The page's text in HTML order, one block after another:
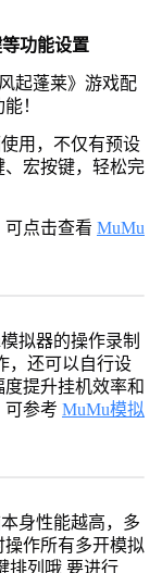
功能设置
起蓬莱》游戏配
！
用，不仅有预设
宏按键，轻松完
点击查看 MuMu
拟器的操作录制
，还可以自行设
提升挂机效率和
可参考 MuMu模拟
身性能越高，多
作所有多开模拟
排列哦 要进行